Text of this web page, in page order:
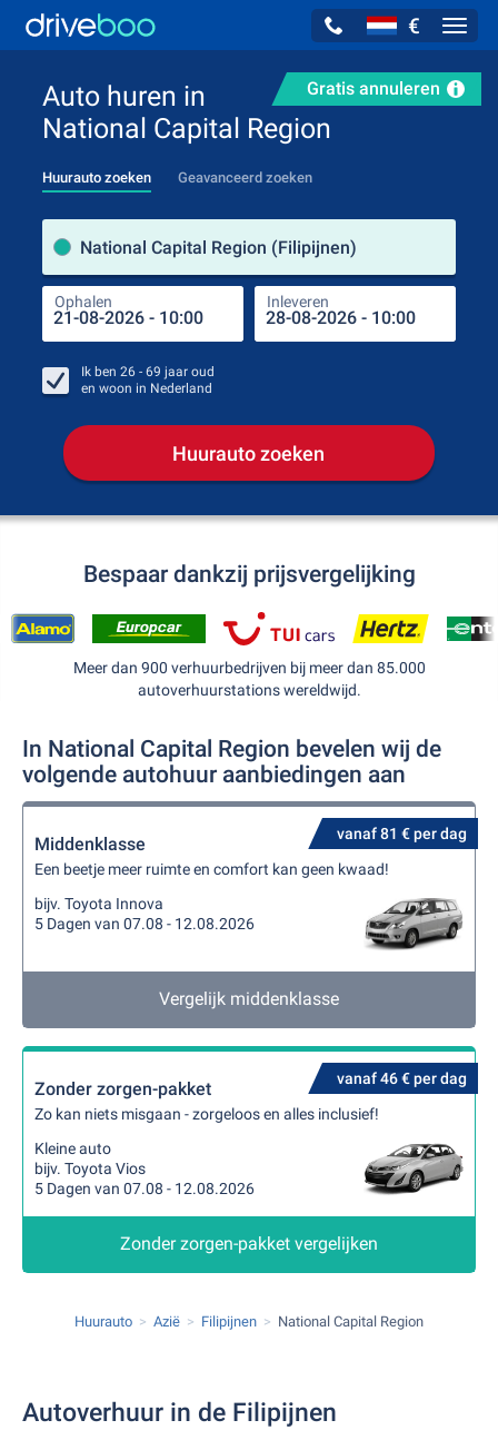
€
Gratis annuleren
Auto huren in
National Capital Region
Huurauto zoeken Geavanceerd zoeken
National Capital Region (Filipijnen)
Ophalen Inleveren
Ik ben 26 - 69 jaar oud
en woon in Nederland
Huurauto zoeken
Bespaar dankzij prijsvergelijking
Meer dan 900 verhuurbedrijven bij meer dan 85.000
autoverhuurstations wereldwijd.
In National Capital Region bevelen wij de
volgende autohuur aanbiedingen aan
vanaf 81 € per dag
Middenklasse
Een beetje meer ruimte en comfort kan geen kwaad!
bijv. Toyota Innova
5 Dagen van 07.08 - 12.08.2026
Vergelijk middenklasse
vanaf 46 € per dag
Zonder zorgen-pakket
Zo kan niets misgaan - zorgeloos en alles inclusief!
Kleine auto
bijv. Toyota Vios
5 Dagen van 07.08 - 12.08.2026
Zonder zorgen-pakket vergelijken
Huurauto Azië Filipijnen National Capital Region
Autoverhuur in de Filipijnen